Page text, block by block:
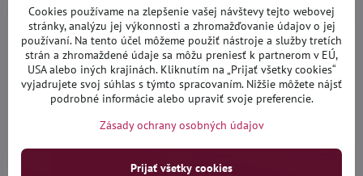
Deflektory Heko - Seat Leon
5-dverový 2013-2020 (so
zadnými)
Expedícia 1-3 dni
43,90 €
Do košíka
Deflektory Heko - Seat Leon
ST 2014-2020
Expedícia 1-3 dni
33,90 €
Do košíka
Cookies používame na zlepšenie vašej návštevy tejto webovej
stránky, analýzu jej výkonnosti a zhromažďovanie údajov o jej
používaní. Na tento účel môžeme použiť nástroje a služby tretích
strán a zhromaždené údaje sa môžu preniesť k partnerom v EÚ,
USA alebo iných krajinách. Kliknutím na „Prijať všetky cookies“
vyjadrujete svoj súhlas s týmto spracovaním. Nižšie môžete nájsť
podrobné informácie alebo upraviť svoje preferencie.
Zásady ochrany osobných údajov
Prijať všetky cookies